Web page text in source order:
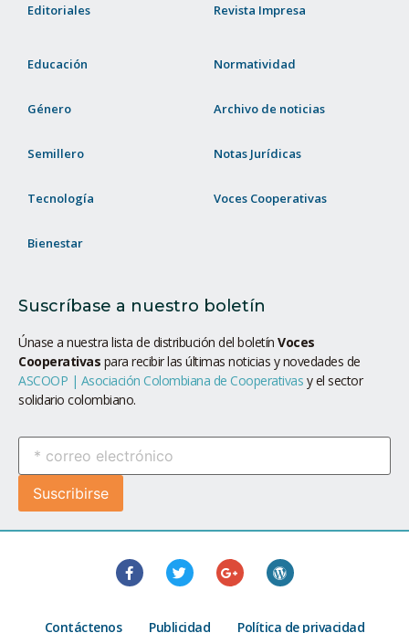
Editoriales Revista Impresa
Educación
Género
Semillero
Tecnología
Bienestar
Normatividad
Archivo de noticias
Notas Jurídicas
Voces Cooperativas
Suscríbase a nuestro boletín
Únase a nuestra lista de distribución del boletín Voces
Cooperativas para recibir las últimas noticias y novedades de
ASCOOP | Asociación Colombiana de Cooperativas y el sector
solidario colombiano.
Contáctenos Publicidad Política de privacidad